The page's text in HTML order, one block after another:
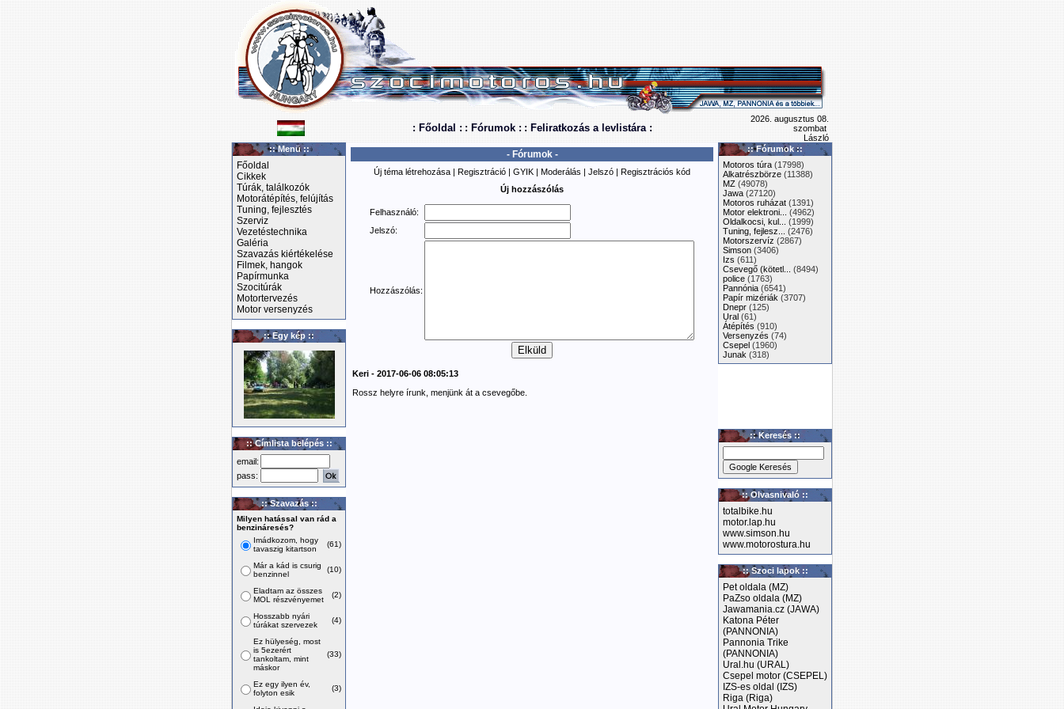
: Főoldal : : Fórumok : : Feliratkozás a levlistára :
2026. augusztus 08.
szombat
László
:: Menü ::
Főoldal
Cikkek
Túrák, találkozók
Motorátépítés, felújítás
Tuning, fejlesztés
Szerviz
Vezetéstechnika
Galéria
Szavazás kiértékelése
Filmek, hangok
Papírmunka
Szocitúrák
Motortervezés
Motor versenyzés
:: Egy kép ::
:: Címlista belépés ::
email:
pass:
:: Szavazás ::
Milyen hatással van rád a
benzináresés?
Imádkozom, hogy
tavaszig kitartson
(61)
Már a kád is csurig
benzinnel
(10)
Eladtam az összes
MOL részvényemet
(2)
Hosszabb nyári
túrákat szervezek
(4)
Ez hülyeség, most
is 5ezerért
tankoltam, mint
máskor
(33)
Ez egy ilyen év,
folyton esik
(3)
- Fórumok -
Új téma létrehozása | Regisztráció | GYIK | Moderálás | Jelszó | Regisztrációs kód
Új hozzászólás
Felhasználó:
Jelszó:
Hozzászólás:
Keri - 2017-06-06 08:05:13
Rossz helyre írunk, menjünk át a csevegőbe.
:: Fórumok ::
Motoros túra (17998)
Alkatrészbörze (11388)
MZ (49078)
Jawa (27120)
Motoros ruházat (1391)
Motor elektroni...
(4962)
Oldalkocsi, kul...
(1999)
Tuning, fejlesz...
(2476)
Motorszervíz (2867)
Simson (3406)
Izs (611)
Csevegő (kötetl...
(8494)
police (1763)
Pannónia (6541)
Papír mizériák (3707)
Dnepr (125)
Ural (61)
Átépítés (910)
Versenyzés (74)
Csepel (1960)
Junak (318)
:: Keresés ::
:: Olvasnivaló ::
totalbike.hu
motor.lap.hu
www.simson.hu
www.motorostura.hu
:: Szoci lapok ::
Pet oldala (MZ)
PaZso oldala (MZ)
Jawamania.cz (JAWA)
Katona Péter
(PANNONIA)
Pannonia Trike
(PANNONIA)
Ural.hu (URAL)
Csepel motor (CSEPEL)
IZS-es oldal (IZS)
Riga (Riga)